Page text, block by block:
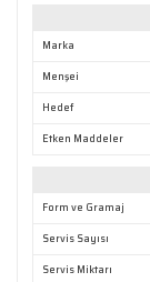
Marka
Menşei
Hedef
Etken Maddeler
Form ve Gramaj
Servis Sayısı
Servis Miktarı